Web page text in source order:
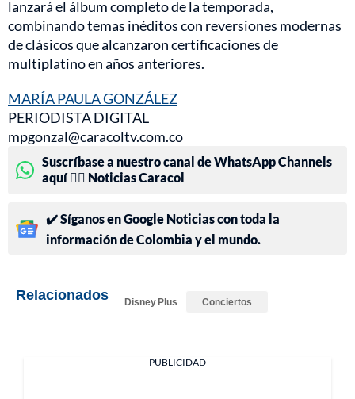
lanzará el álbum completo de la temporada,
combinando temas inéditos con reversiones modernas
de clásicos que alcanzaron certificaciones de
multiplatino en años anteriores.
MARÍA PAULA GONZÁLEZ
PERIODISTA DIGITAL
mpgonzal@caracoltv.com.co
Suscríbase a nuestro canal de WhatsApp Channels
aquí 👉🏻 Noticias Caracol
✔️ Síganos en Google Noticias con toda la
información de Colombia y el mundo.
Relacionados Disney Plus Conciertos
PUBLICIDAD